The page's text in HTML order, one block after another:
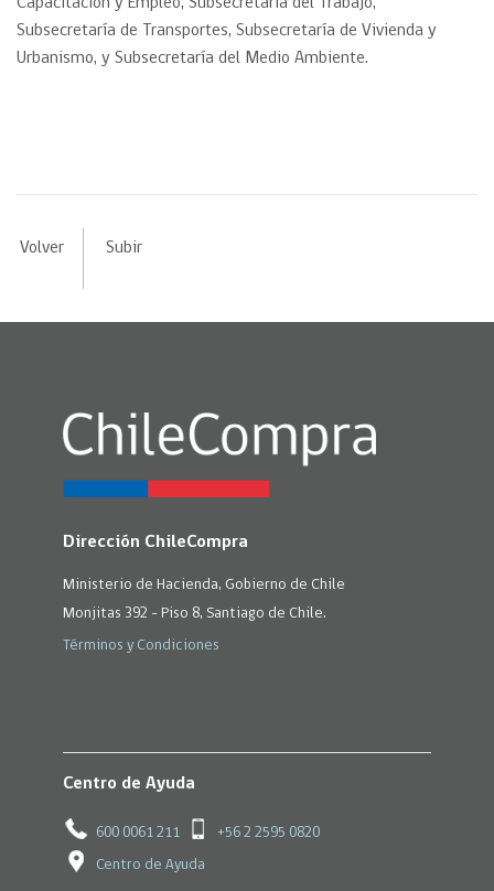
Subsecretaría de Transportes, Subsecretaría de Vivienda y
Urbanismo, y Subsecretaría del Medio Ambiente.
Volver Subir
Dirección ChileCompra
Ministerio de Hacienda, Gobierno de Chile
Monjitas 392 - Piso 8, Santiago de Chile.
Términos y Condiciones
Centro de Ayuda
600 0061 211 +56 2 2595 0820
Centro de Ayuda